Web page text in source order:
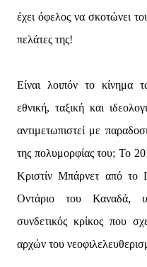
έχει όφελος να σκοτώνει
πελάτες της!
Είναι λοιπόν το κίνημα
εθνική, ταξική και
αντιμετωπιστεί με
της πολυμορφίας του; Το
Κριστίν Μπάρνετ από το
Οντάριο του Καναδά,
συνδετικός κρίκος που
αρχών του